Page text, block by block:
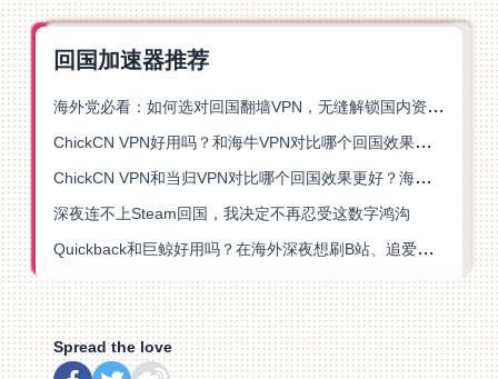
回国加速器推荐
海外党必看：如何选对回国翻墙VPN，无缝解锁国内资源？
ChickCN VPN好用吗？和海牛VPN对比哪个回国效果更好？
ChickCN VPN和当归VPN对比哪个回国效果更好？海外党亲测后选了它
深夜连不上Steam回国，我决定不再忍受这数字鸿沟
Quickback和巨鲸好用吗？在海外深夜想刷B站、追爱奇艺的你，或许正需要这份答案
Spread the love